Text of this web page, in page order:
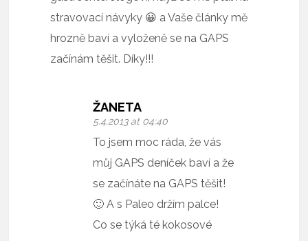
stravovací návyky 😀 a Vaše články mě
hrozně baví a vyloženě se na GAPS
začínám těšit. Díky!!!
ŽANETA
5.4.2013 at 04:40
To jsem moc ráda, že vás
můj GAPS deníček baví a že
se začínáte na GAPS těšit!
🙂 A s Paleo držím palce!
Co se týká té kokosové